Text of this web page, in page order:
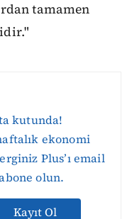
tamamen
kutunda!
ekonomi
Plus’ı email
olun.
Kayıt Ol